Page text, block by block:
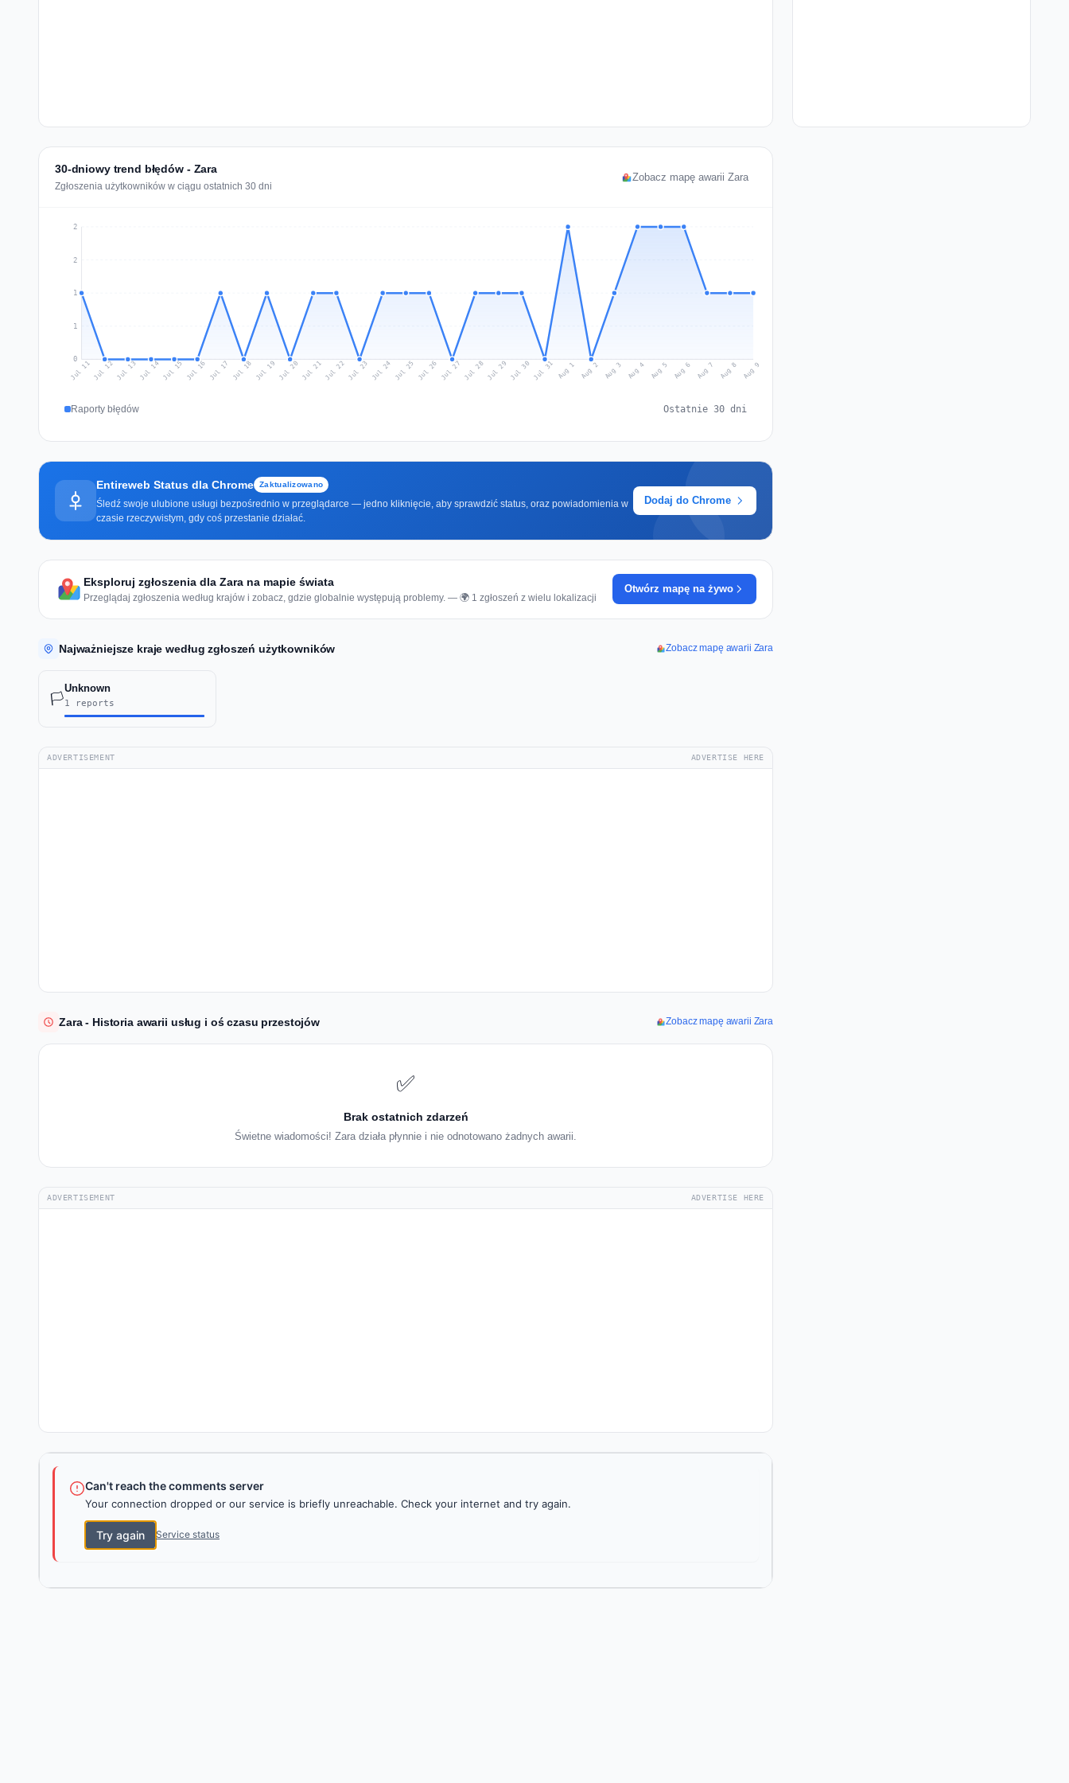
30-dniowy trend błędów - Zara
Zgłoszenia użytkowników w ciągu ostatnich 30 dni
Zobacz mapę awarii Zara
0
1
1
2
2
Jul 11Jul 12Jul 13 Jul 14Jul 15 Jul 16 Jul 17 Jul 18 Jul 19 Jul 20 Jul 21Jul 22Jul 23 Jul 24 Jul 25 Jul 26 Jul 27 Jul 28Jul 29 Jul 30 Jul 31 Aug 1 Aug 2 Aug 3 Aug 4 Aug 5 Aug 6 Aug 7 Aug 8 Aug 9
Raporty błędów Ostatnie 30 dni
Entireweb Status dla Chrome Zaktualizowano
Śledź swoje ulubione usługi bezpośrednio w przeglądarce — jedno kliknięcie, aby sprawdzić status, oraz powiadomienia w
czasie rzeczywistym, gdy coś przestanie działać.
Dodaj do Chrome
Eksploruj zgłoszenia dla Zara na mapie świata
Przeglądaj zgłoszenia według krajów i zobacz, gdzie globalnie występują problemy. — 🌍 1 zgłoszeń z wielu lokalizacji
Otwórz mapę na żywo
Najważniejsze kraje według zgłoszeń użytkowników Zobacz mapę awarii Zara
🏳️
Unknown
1 reports
ADVERTISEMENT ADVERTISE HERE
Zara - Historia awarii usług i oś czasu przestojów Zobacz mapę awarii Zara
✅
Brak ostatnich zdarzeń
Świetne wiadomości! Zara działa płynnie i nie odnotowano żadnych awarii.
ADVERTISEMENT ADVERTISE HERE
Can't reach the comments server
Your connection dropped or our service is briefly unreachable. Check your internet and try again.
Try again Service status